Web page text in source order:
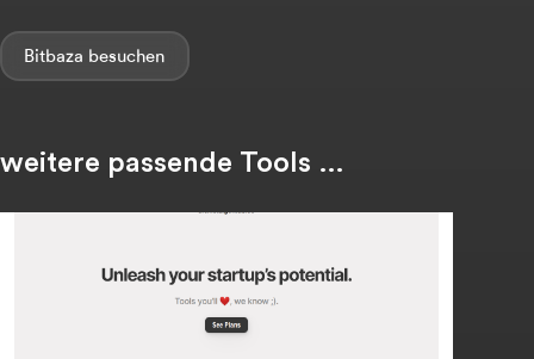
Bitbaza
weitere passende Tools …